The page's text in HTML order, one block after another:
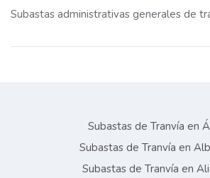
Subastas administrativas generales de
Subastas de Tranvía en
Subastas de Tranvía en
Subastas de Tranvía en